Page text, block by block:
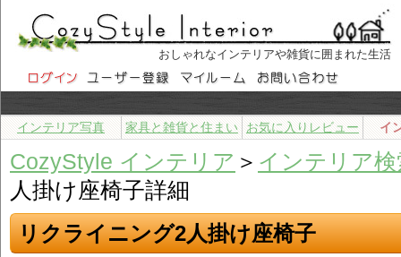
おしゃれなインテリアや雑貨に囲まれた生活
インテリア写真 家具と雑貨と住まい お気に入りレビュー イ
CozyStyle インテリア ＞ インテリア検
人掛け座椅子詳細
リクライニング2人掛け座椅子